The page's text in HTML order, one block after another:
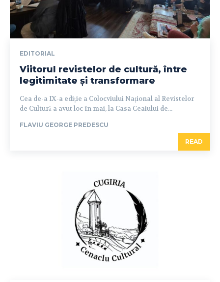
EDITORIAL
Viitorul revistelor de cultură, între
legitimitate și transformare
Cea de-a IX-a ediție a Colocviului Național al Revistelor
de Cultură a avut loc în mai, la Casa Ceaiului de...
FLAVIU GEORGE PREDESCU
READ